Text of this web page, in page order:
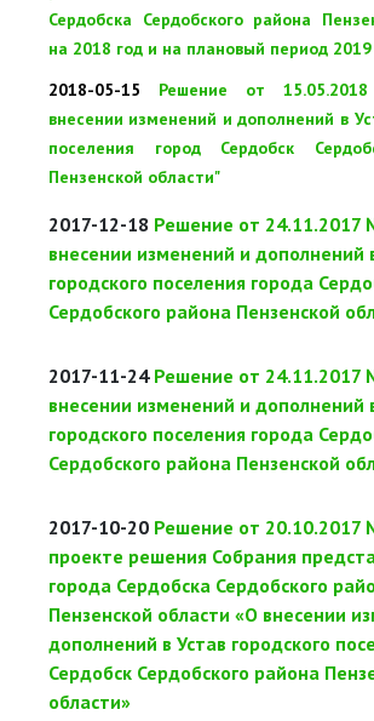
Сердобска Сердобского района
на 2018 год и на плановый период
2018-05-15 Решение от
внесении изменений и дополнений в
поселения город Сердобск
Пензенской области"
2017-12-18 Решение от
внесении изменений и дополнений
городского поселения города
Сердобского района Пензенской
2017-11-24 Решение от
внесении изменений и дополнений
городского поселения города
Сердобского района Пензенской
2017-10-20 Решение от
проекте решения Собрания
города Сердобска Сердобского
Пензенской области «О внесении
дополнений в Устав городского
Сердобск Сердобского района
области»